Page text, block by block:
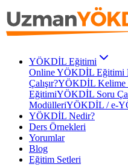
YÖKDİL Eğitimi
Online YÖKDİL Eğitimi
Çalışır?YÖKDİL Kelime
EğitimiYÖKDİL Soru
ModülleriYÖKDİL / e-
YÖKDİL Nedir?
Ders Örnekleri
Yorumlar
Blog
Eğitim Setleri